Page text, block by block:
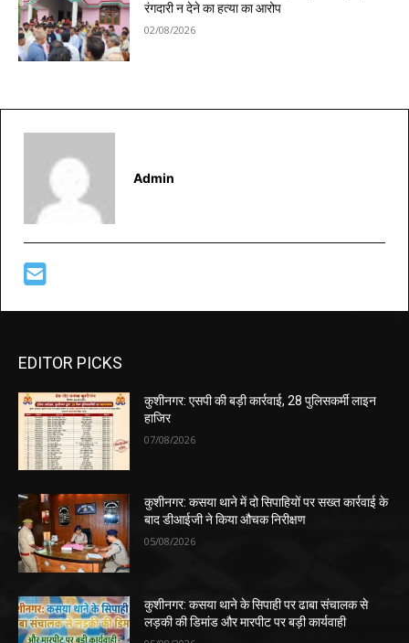
रंगदारी न देने का हत्या का आरोप
02/08/2026
Admin
EDITOR PICKS
कुशीनगर: एसपी की बड़ी कार्रवाई, 28 पुलिसकर्मी लाइन
हाजिर
07/08/2026
कुशीनगर: कसया थाने में दो सिपाहियों पर सख्त कार्रवाई के
बाद डीआईजी ने किया औचक निरीक्षण
05/08/2026
कुशीनगर: कसया थाने के सिपाही पर ढाबा संचालक से
लड़की की डिमांड और मारपीट पर बड़ी कार्यवाही